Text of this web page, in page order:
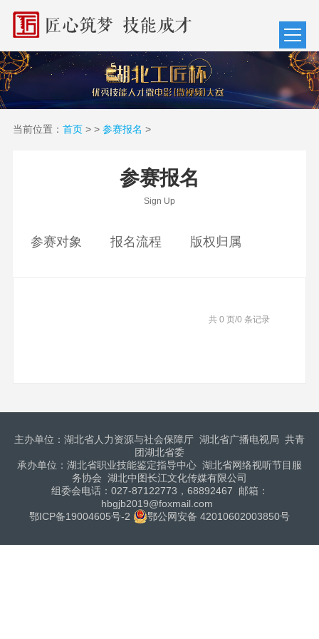
当前位置： 首页> > 参赛报名 >
参赛报名
Sign Up
参赛对象 报名流程 版权归属
共 0 页/0 条记录
主办单位：湖北省人力资源与社会保障厅 湖北省广播电视局 共青
团湖北省委
承办单位：湖北省职业技能鉴定指导中心 湖北省网络视听节目服
务协会 湖北中图长江文化传媒有限公司
组委会电话：027-87122773，68892467 邮箱：
hbgjb2019@foxmail.com
鄂ICP备19004605号-2
鄂公网安备 42010602003850号